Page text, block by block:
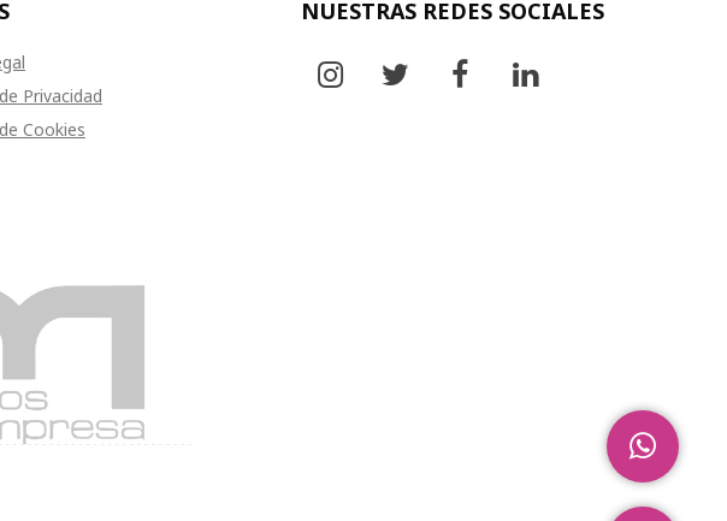
Privacidad
Cookies
NUESTRAS REDES SOCIALES